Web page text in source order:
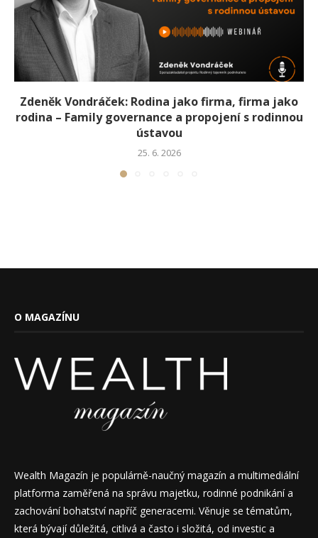
Zdeněk Vondráček: Rodina jako firma, firma jako
rodina – Family governance a propojení s rodinnou
ústavou
25. 6. 2026
O MAGAZÍNU
Wealth Magazín je populárně-naučný magazín a multimediální
platforma zaměřená na správu majetku, rodinné podnikání a
zachování bohatství napříč generacemi. Věnuje se tématům,
která bývají důležitá, citlivá a často i složitá, od investic a